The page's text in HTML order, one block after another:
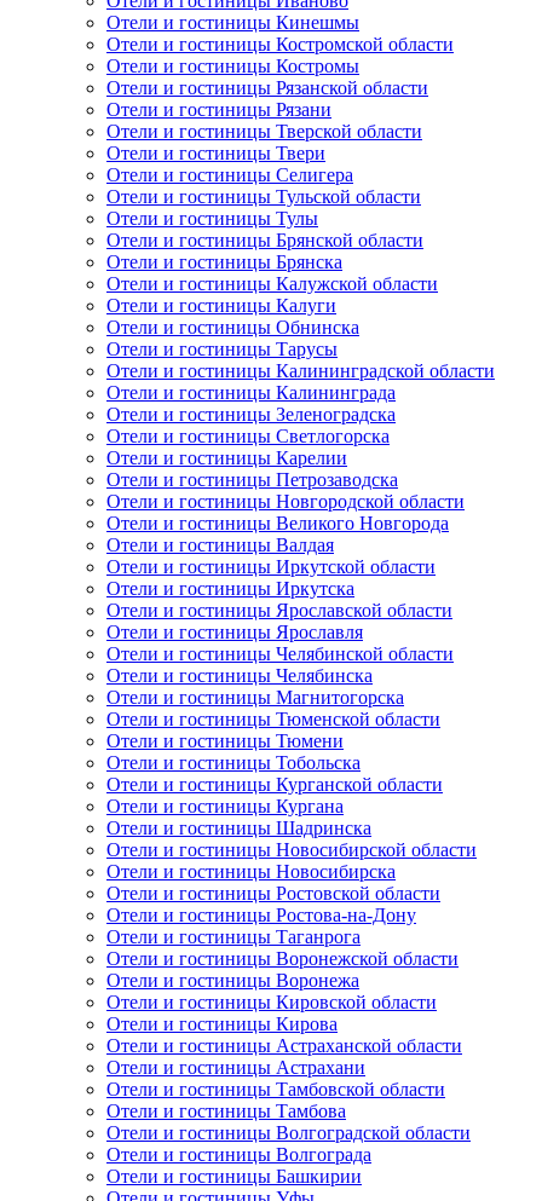
Отели и гостиницы Кинешмы
Отели и гостиницы Костромской области
Отели и гостиницы Костромы
Отели и гостиницы Рязанской области
Отели и гостиницы Рязани
Отели и гостиницы Тверской области
Отели и гостиницы Твери
Отели и гостиницы Селигера
Отели и гостиницы Тульской области
Отели и гостиницы Тулы
Отели и гостиницы Брянской области
Отели и гостиницы Брянска
Отели и гостиницы Калужской области
Отели и гостиницы Калуги
Отели и гостиницы Обнинска
Отели и гостиницы Тарусы
Отели и гостиницы Калининградской области
Отели и гостиницы Калининграда
Отели и гостиницы Зеленоградска
Отели и гостиницы Светлогорска
Отели и гостиницы Карелии
Отели и гостиницы Петрозаводска
Отели и гостиницы Новгородской области
Отели и гостиницы Великого Новгорода
Отели и гостиницы Валдая
Отели и гостиницы Иркутской области
Отели и гостиницы Иркутска
Отели и гостиницы Ярославской области
Отели и гостиницы Ярославля
Отели и гостиницы Челябинской области
Отели и гостиницы Челябинска
Отели и гостиницы Магнитогорска
Отели и гостиницы Тюменской области
Отели и гостиницы Тюмени
Отели и гостиницы Тобольска
Отели и гостиницы Курганской области
Отели и гостиницы Кургана
Отели и гостиницы Шадринска
Отели и гостиницы Новосибирской области
Отели и гостиницы Новосибирска
Отели и гостиницы Ростовской области
Отели и гостиницы Ростова-на-Дону
Отели и гостиницы Таганрога
Отели и гостиницы Воронежской области
Отели и гостиницы Воронежа
Отели и гостиницы Кировской области
Отели и гостиницы Кирова
Отели и гостиницы Астраханской области
Отели и гостиницы Астрахани
Отели и гостиницы Тамбовской области
Отели и гостиницы Тамбова
Отели и гостиницы Волгоградской области
Отели и гостиницы Волгограда
Отели и гостиницы Башкирии